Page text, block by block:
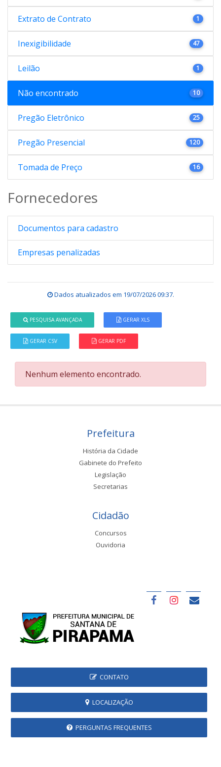
Extrato de Contrato 1
Inexigibilidade 47
Leilão 1
Não encontrado 10
Pregão Eletrônico 25
Pregão Presencial 120
Tomada de Preço 16
Fornecedores
Documentos para cadastro
Empresas penalizadas
Dados atualizados em 19/07/2026 09:37.
PESQUISA AVANÇADA GERAR XLS
GERAR CSV GERAR PDF
Nenhum elemento encontrado.
Prefeitura
História da Cidade
Gabinete do Prefeito
Legislação
Secretarias
Cidadão
Concursos
Ouvidoria
CONTATO
LOCALIZAÇÃO
PERGUNTAS FREQUENTES